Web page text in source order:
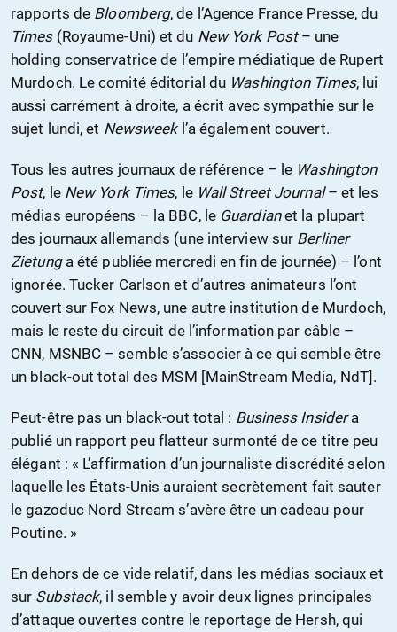
rapports de Bloomberg, de l’Agence France Presse, du
Times(Royaume-Uni) et du New York Post– une
holding conservatrice de l’empire médiatique de Rupert
Murdoch. Le comité éditorial du Washington Times, lui
aussi carrément à droite, a écrit avec sympathie sur le
sujet lundi, et Newsweekl’a également couvert.
Tous les autres journaux de référence – le Washington
Post, le New York Times, le Wall Street Journal– et les
médias européens – la BBC, le Guardianet la plupart
des journaux allemands (une interview sur Berliner
Zietunga été publiée mercredi en fin de journée) – l’ont
ignorée. Tucker Carlson et d’autres animateurs l’ont
couvert sur Fox News, une autre institution de Murdoch,
mais le reste du circuit de l’information par câble –
CNN, MSNBC – semble s’associer à ce qui semble être
un black-out total des MSM [MainStream Media, NdT].
Peut-être pas un black-out total : Business Insidera
publié un rapport peu flatteur surmonté de ce titre peu
élégant : « L’affirmation d’un journaliste discrédité selon
laquelle les États-Unis auraient secrètement fait sauter
le gazoduc Nord Stream s’avère être un cadeau pour
Poutine. »
En dehors de ce vide relatif, dans les médias sociaux et
sur Substack, il semble y avoir deux lignes principales
d’attaque ouvertes contre le reportage de Hersh, qui